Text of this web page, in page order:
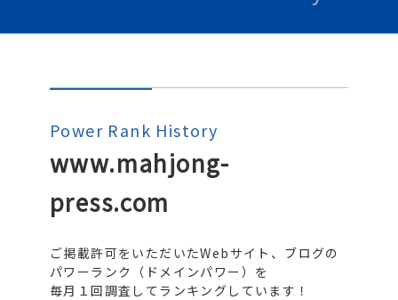
Power Rank History
www.mahjong-
press.com
ご掲載許可をいただいたWebサイト、ブログの
パワーランク（ドメインパワー）を
毎月１回調査してランキングしています！